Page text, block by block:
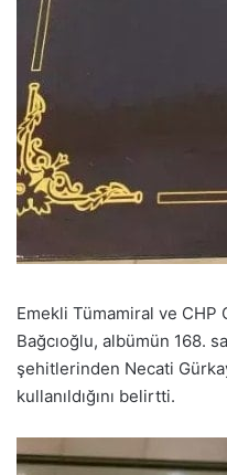
Emekli Tümamiral ve CHP
Bağcıoğlu, albümün 168.
şehitlerinden Necati
kullanıldığını belirtti.